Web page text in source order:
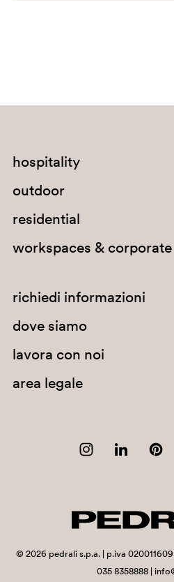
hospitality
outdoor
residential
workspaces & corporate
richiedi informazioni
dove siamo
lavora con noi
area legale
©2026 pedrali s.p.a. | p.iva
035 8358888 |